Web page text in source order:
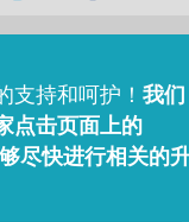
支持和呵护！ 我们
点击页面上的
尽快进行相关的